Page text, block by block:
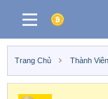
Trang Chủ Thành Viên